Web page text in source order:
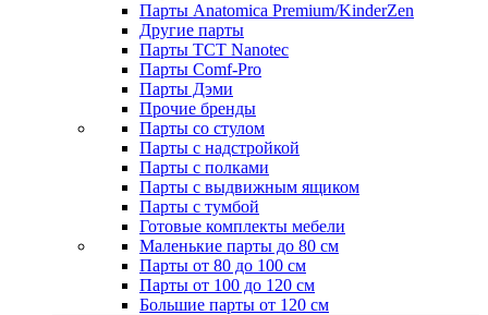
Парты Anatomica Premium/KinderZen
Другие парты
Парты TCT Nanotec
Парты Comf-Pro
Парты Дэми
Прочие бренды
Парты со стулом
Парты с надстройкой
Парты с полками
Парты с выдвижным ящиком
Парты с тумбой
Готовые комплекты мебели
Маленькие парты до 80 см
Парты от 80 до 100 см
Парты от 100 до 120 см
Большие парты от 120 см